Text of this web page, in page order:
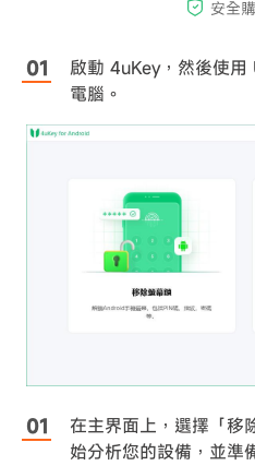
啟動 4uKey，然後使用
電腦。
在主界面上，選擇「移
始分析您的設備，並準